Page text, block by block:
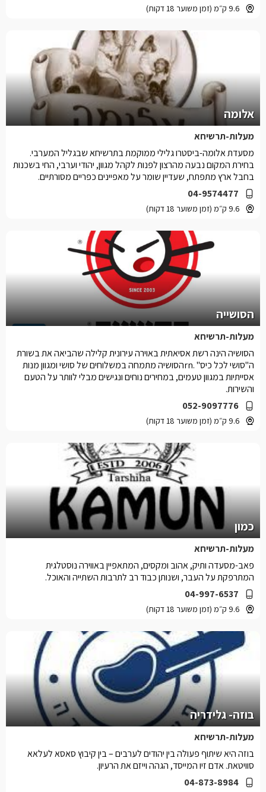
9.6 ק״מ (זמן משוער 18 דקות)
אלומה
מעלות-תרשיחא
04-9574477
9.6 ק״מ (זמן משוער 18 דקות)
מסעדת אלומה-ביסטרו גלילי ממוקמת בתרשיחא שבגליל המערבי.
בחירת המקום נבעה מהרצון לפנות לקהל מגוון, יהודי וערבי, החי בשכנות
בחבל ארץ מתפתח, שעדיין שומר על מאפיינים כפריים מסורתיים.
הסושייה
מעלות-תרשיחא
052-9097776
9.6 ק״מ (זמן משוער 18 דקות)
הסושיה הינה רשת אסיאתית באוירה עירונית קלילה שהביאה את בשורת
ה"סושי לכל כיס" .rnהסושיה מתמחה במשלוחים של סושי ומגוון מנות
אסייתיות במגוון טעמים, במחירים נוחים ונגישים מבלי לוותר על הטעם
והשירות.
כמון
מעלות-תרשיחא
04-997-6537
9.6 ק״מ (זמן משוער 18 דקות)
פאב-מסעדה ותיק, אהוב ומקסים, המתאפיין באווירה נוסטלגית
המתרפקת על העבר, ושנותן כבוד רב לתרבות השתייה והאוכל.
בוזה- גלידריה
מעלות-תרשיחא
04-873-8984
בוזה היא שיתוף פעולה בין יהודים לערבים – בין קיבוץ סאסא לעלאא
סוויטאת. אדם זיו המייסד, הגהה וייזם את הרעיון.